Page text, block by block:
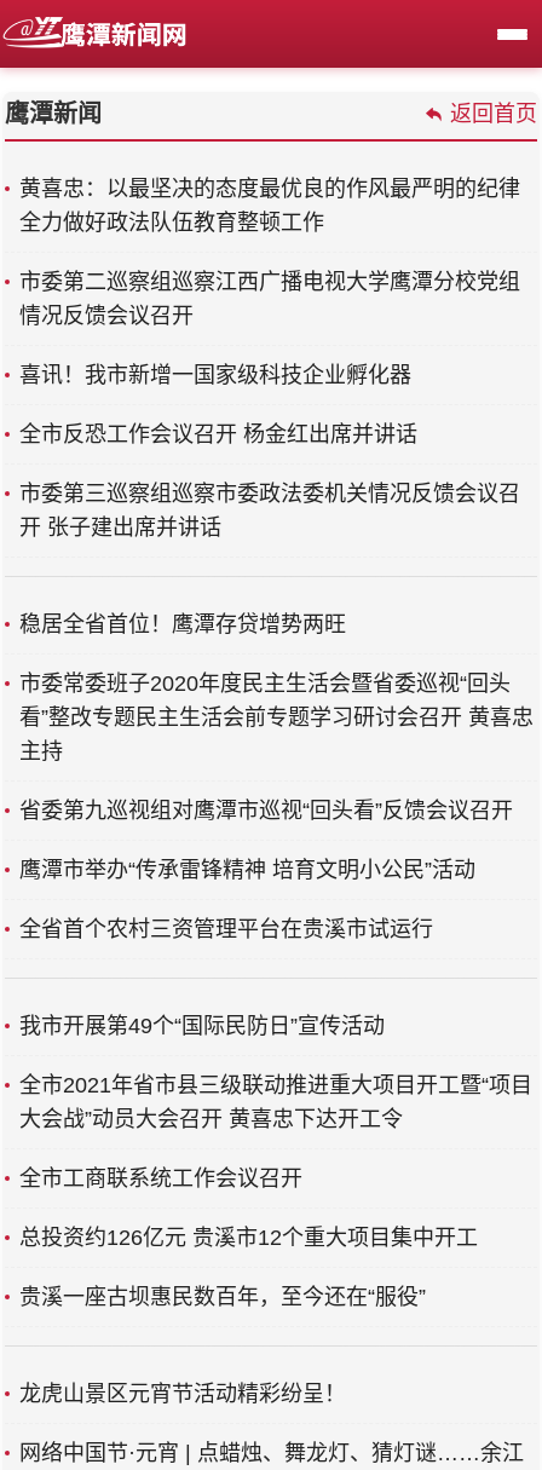
鹰潭新闻 返回首页
黄喜忠：以最坚决的态度最优良的作风最严明的纪律
全力做好政法队伍教育整顿工作
市委第二巡察组巡察江西广播电视大学鹰潭分校党组
情况反馈会议召开
喜讯！我市新增一国家级科技企业孵化器
全市反恐工作会议召开 杨金红出席并讲话
市委第三巡察组巡察市委政法委机关情况反馈会议召
开 张子建出席并讲话
稳居全省首位！鹰潭存贷增势两旺
市委常委班子2020年度民主生活会暨省委巡视“回头
看”整改专题民主生活会前专题学习研讨会召开 黄喜忠
主持
省委第九巡视组对鹰潭市巡视“回头看”反馈会议召开
鹰潭市举办“传承雷锋精神 培育文明小公民”活动
全省首个农村三资管理平台在贵溪市试运行
我市开展第49个“国际民防日”宣传活动
全市2021年省市县三级联动推进重大项目开工暨“项目
大会战”动员大会召开 黄喜忠下达开工令
全市工商联系统工作会议召开
总投资约126亿元 贵溪市12个重大项目集中开工
贵溪一座古坝惠民数百年，至今还在“服役”
龙虎山景区元宵节活动精彩纷呈！
网络中国节·元宵 | 点蜡烛、舞龙灯、猜灯谜……余江